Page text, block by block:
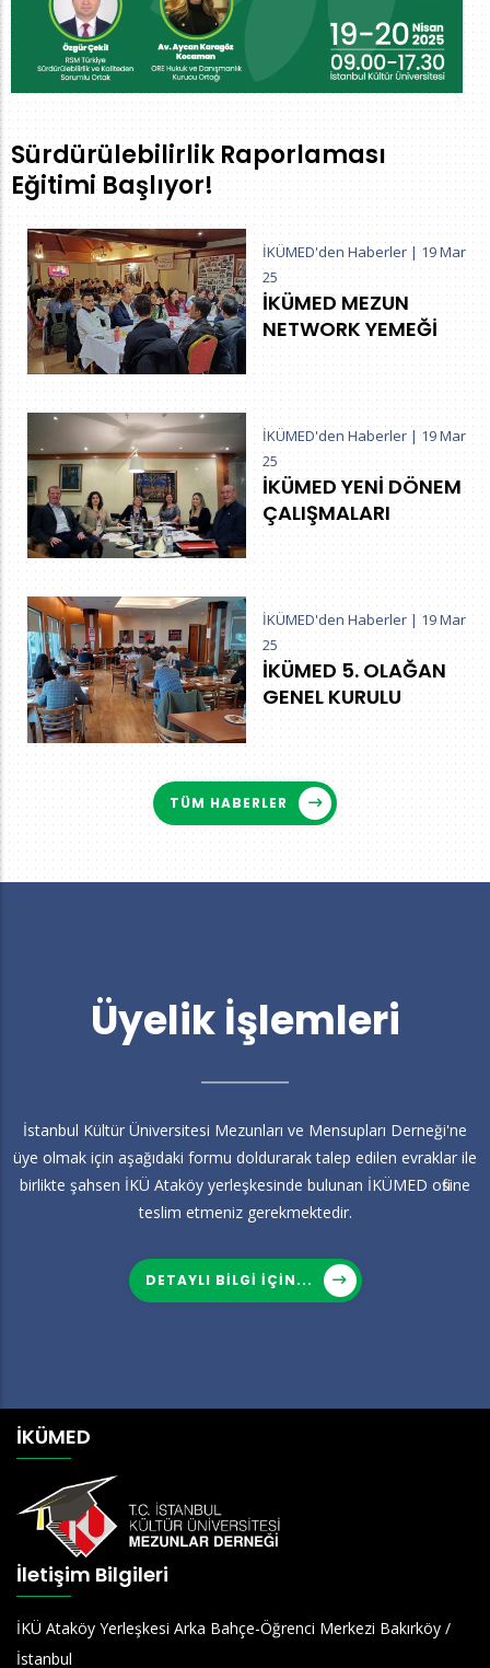
Sürdürülebilirlik Raporlaması
Eğitimi Başlıyor!
İKÜMED'den Haberler |19 Mar
25
İKÜMED MEZUN
NETWORK YEMEĞİ
İKÜMED'den Haberler |19 Mar
25
İKÜMED YENİ DÖNEM
ÇALIŞMALARI
İKÜMED'den Haberler |19 Mar
25
İKÜMED 5. OLAĞAN
GENEL KURULU
TÜM HABERLER
Üyelik İşlemleri
İstanbul Kültür Üniversitesi Mezunları ve Mensupları Derneği'ne
üye olmak için aşağıdaki formu doldurarak talep edilen evraklar ile
birlikte şahsen İKÜ Ataköy yerleşkesinde bulunan İKÜMED ofisine
teslim etmeniz gerekmektedir.
DETAYLI BILGI IÇIN...
İKÜMED
İletişim Bilgileri
İKÜ Ataköy Yerleşkesi Arka Bahçe-Öğrenci Merkezi Bakırköy /
İstanbul